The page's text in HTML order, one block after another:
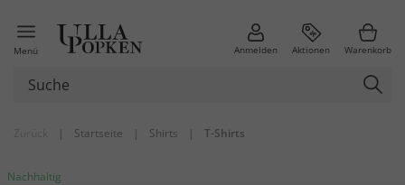
Menü Anmelden Aktionen Warenkorb
| Startseite | Shirts | T-Shirts
Nachhaltig